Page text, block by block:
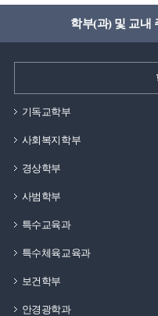
학부(과) 및 교내
기독교학부
사회복지학부
경상학부
사범학부
특수교육과
특수체육교육과
보건학부
안경광학과